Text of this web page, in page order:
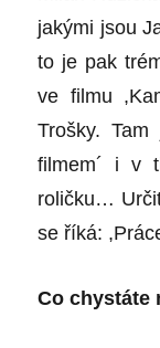
jakými jsou
to je pak
ve filmu
Trošky.
filmem´ i v
roličku…
se říká:
Co chystáte